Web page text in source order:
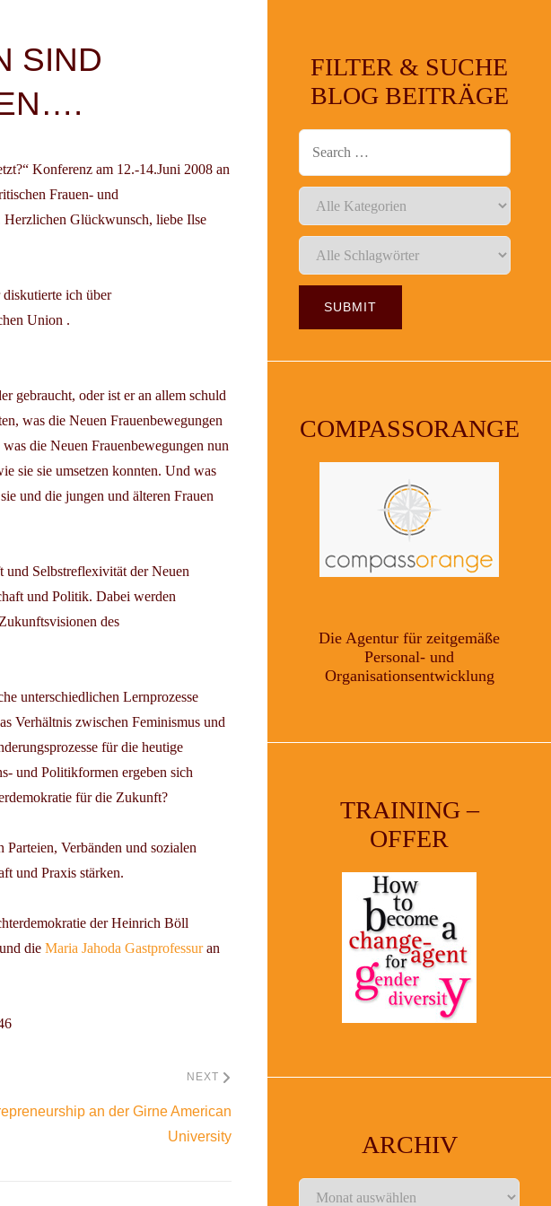
SIND
Konferenz am 12.-14.Juni 2008 an
Frauen- und
Herzlichen Glückwunsch, liebe Ilse
diskutierte ich über
Union .
gebraucht, oder ist er an allem schuld
was die Neuen Frauenbewegungen
die Neuen Frauenbewegungen nun
sie sie umsetzen konnten. Und was
und die jungen und älteren Frauen
und Selbstreflexivität der Neuen
und Politik. Dabei werden
des
unterschiedlichen Lernprozesse
Verhältnis zwischen Feminismus und
für die heutige
und Politikformen ergeben sich
für die Zukunft?
Verbänden und sozialen
und Praxis stärken.
der Heinrich Böll
und die Maria Jahoda Gastprofessuran
NEXT
an der Girne American
University
FILTER & SUCHE
BLOG BEITRÄGE
COMPASSORANGE
Die Agentur für zeitgemäße
Personal- und
Organisationsentwicklung
TRAINING –
OFFER
ARCHIV
Archiv